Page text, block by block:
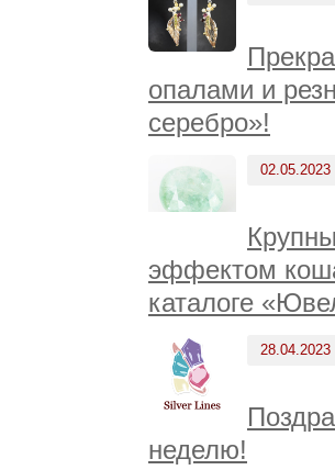
опалами и
серебро»!
02.05.2023
эффектом
каталоге
28.04.2023
неделю!